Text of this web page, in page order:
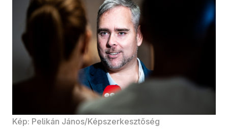
Kép: Pelikán János/Képszerkesztőség